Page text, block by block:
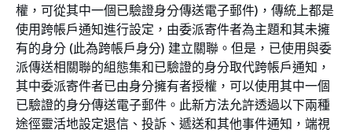
權，可從其中一個已驗證身分傳送電子郵件)，傳統上都是
使用跨帳戶通知進行設定，由委派寄件者為主題和其未擁
有的身分 (此為跨帳戶身分) 建立關聯。但是，已使用與委
派傳送相關聯的組態集和已驗證的身分取代跨帳戶通知，
其中委派寄件者已由身分擁有者授權，可以使用其中一個
已驗證的身分傳送電子郵件。此新方法允許透過以下兩種
途徑靈活地設定退信、投訴、遞送和其他事件通知，端視